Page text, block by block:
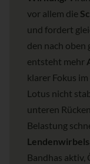
vor allem die
und fordert
den nach
entsteht mehr
klarer Fokus
Lotus nicht
unteren
Belastung
Bandhas